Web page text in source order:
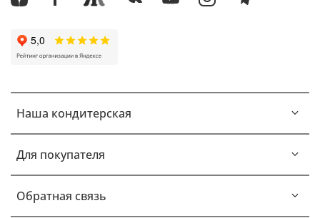
Наша кондитерская
Для покупателя
Обратная связь